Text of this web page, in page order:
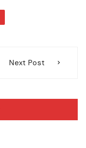
Next Post